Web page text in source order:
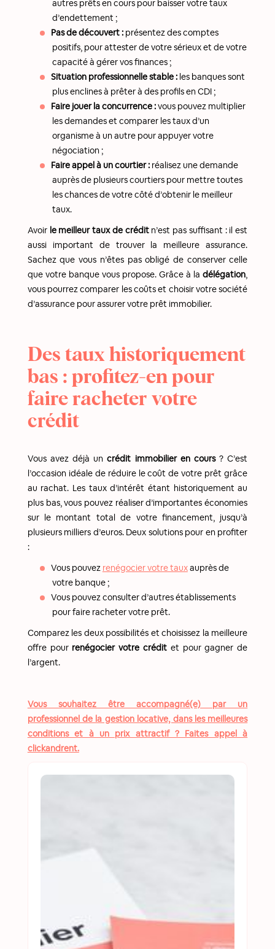
autres prêts en cours pour baisser votre taux
d’endettement ;
Pas de découvert :présentez des comptes
positifs, pour attester de votre sérieux et de votre
capacité à gérer vos finances ;
Situation professionnelle stable :les banques sont
plus enclines à prêter à des profils en CDI ;
Faire jouer la concurrence :vous pouvez multiplier
les demandes et comparer les taux d’un
organisme à un autre pour appuyer votre
négociation ;
Faire appel à un courtier :réalisez une demande
auprès de plusieurs courtiers pour mettre toutes
les chances de votre côté d’obtenir le meilleur
taux.
Avoir le meilleur taux de créditn’est pas suffisant : il est
aussi important de trouver la meilleure assurance.
Sachez que vous n’êtes pas obligé de conserver celle
que votre banque vous propose. Grâce à ladélégation,
vous pourrez comparer les coûts et choisir votre société
d’assurance pour assurer votre prêt immobilier.
Des taux historiquement
bas : profitez-en pour
faire racheter votre
crédit
Vous avez déjà uncrédit immobilier en cours? C’est
l’occasion idéale de réduire le coût de votre prêt grâce
au rachat. Les taux d’intérêt étant historiquement au
plus bas, vous pouvez réaliser d’importantes économies
sur le montant total de votre financement, jusqu’à
plusieurs milliers d’euros. Deux solutions pour en profiter
:
Vous pouvez renégocier votre tauxauprès de
votre banque ;
Vous pouvez consulter d’autres établissements
pour faire racheter votre prêt.
Comparez les deux possibilités et choisissez la meilleure
offre pour renégocier votre crédit et pour gagner de
l’argent.
Vous souhaitez être accompagné(e) par un
professionnel de la gestion locative, dans les meilleures
conditions et à un prix attractif ? Faites appel à
clickandrent.